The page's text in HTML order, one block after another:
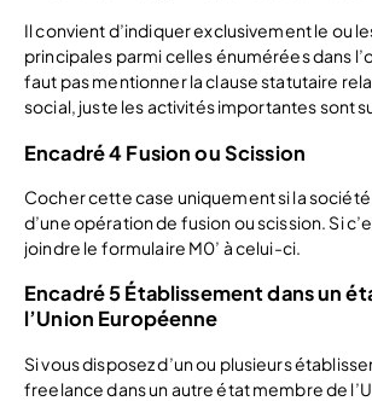
Il convient d’indiquer exclusivement le ou
principales parmi celles énumérées dans
faut pas mentionner la clause statutaire
social, juste les activités importantes sont
Encadré 4 Fusion ou Scission
Cocher cette case uniquement si la
d’une opération de fusion ou scission. Si
joindre le formulaire M0’ à celui-ci.
Encadré 5 Établissement dans un
l’Union Européenne
Si vous disposez d’un ou plusieurs
freelance dans un autre état membre de